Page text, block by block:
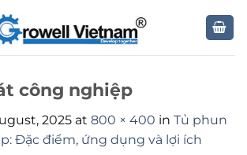
công nghiệp
2025 at 800 × 400 in Tủ phun
Đặc điểm, ứng dụng và lợi ích